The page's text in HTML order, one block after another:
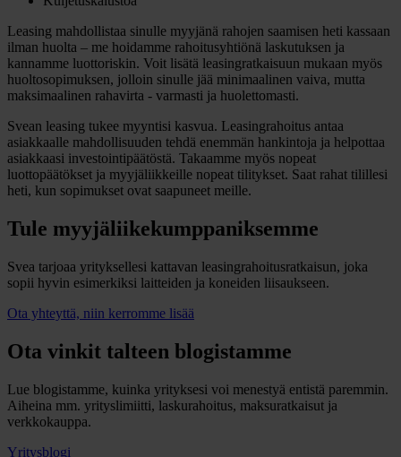
Leasing mahdollistaa sinulle myyjänä rahojen saamisen heti kassaan
ilman huolta –­ me hoidamme rahoitusyhtiönä laskutuksen ja
kannamme luottoriskin. Voit lisätä leasingratkaisuun mukaan myös
huoltosopimuksen, jolloin sinulle jää minimaalinen vaiva, mutta
maksimaalinen rahavirta - varmasti ja huolettomasti.
Svean leasing tukee myyntisi kasvua. Leasingrahoitus antaa
asiakkaalle mahdollisuuden tehdä enemmän hankintoja ja helpottaa
asiakkaasi investointipäätöstä. Takaamme myös nopeat
luottopäätökset ja myyjäliikkeille nopeat tilitykset. Saat rahat tilillesi
heti, kun sopimukset ovat saapuneet meille.
Tule myyjäliikekumppaniksemme
Svea tarjoaa yrityksellesi kattavan leasingrahoitusratkaisun, joka
sopii hyvin esimerkiksi laitteiden ja koneiden liisaukseen.
Ota yhteyttä, niin kerromme lisää
Ota vinkit talteen blogistamme
Lue blogistamme, kuinka yrityksesi voi menestyä entistä paremmin.
Aiheina mm. yrityslimiitti, laskurahoitus, maksuratkaisut ja
verkkokauppa.
Yritysblogi